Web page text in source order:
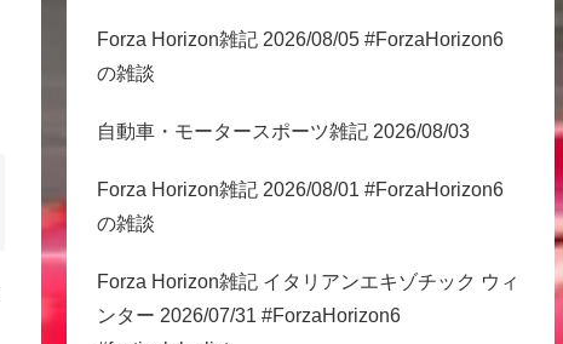
Forza Horizon雑記 2026/08/05 #ForzaHorizon6
の雑談
自動車・モータースポーツ雑記 2026/08/03
Forza Horizon雑記 2026/08/01 #ForzaHorizon6
の雑談
Forza Horizon雑記 イタリアンエキゾチック ウィ
ンター 2026/07/31 #ForzaHorizon6